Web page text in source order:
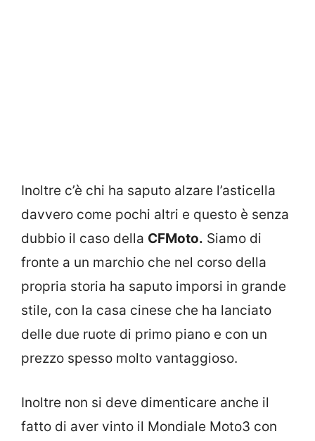
Inoltre c’è chi ha saputo alzare l’asticella
davvero come pochi altri e questo è senza
dubbio il caso della CFMoto. Siamo di
fronte a un marchio che nel corso della
propria storia ha saputo imporsi in grande
stile, con la casa cinese che ha lanciato
delle due ruote di primo piano e con un
prezzo spesso molto vantaggioso.
Inoltre non si deve dimenticare anche il
fatto di aver vinto il Mondiale Moto3 con